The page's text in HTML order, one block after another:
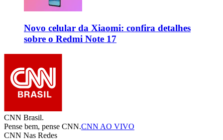
Novo celular da Xiaomi: confira detalhes
sobre o Redmi Note 17
CNN Brasil.
Pense bem, pense CNN.CNN AO VIVO
CNN Nas Redes